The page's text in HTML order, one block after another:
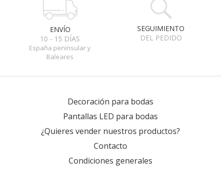
ENVÍO
10 - 15 DÍAS
España peninsular y
Baleares
SEGUIMIENTO
DEL PEDIDO
Decoración para bodas
Pantallas LED para bodas
¿Quieres vender nuestros productos?
Contacto
Condiciones generales